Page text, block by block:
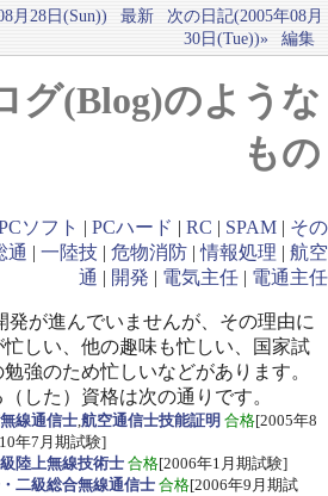
月28日(Sun)) 最新
次の日記(2005年08月
30日(Tue))»
編集
グ(Blog)のような
もの
ソフト | PCハード | RC | SPAM | その
通 | 一陸技 | 危物消防 |情報処理 | 航空
通 | 開発 | 電気主任 | 電通主任
発が進んでいませんが、その理由に
忙しい、他の趣味も忙しい、国家試
強のため忙しいなどがあります。
した）資格は次の通りです。
線通信士,航空通信士技能証明 合格[2005年8
年7月期試験]
陸上無線技術士 合格[2006年1月期試験]
二級総合無線通信士 合格[2006年9月期試